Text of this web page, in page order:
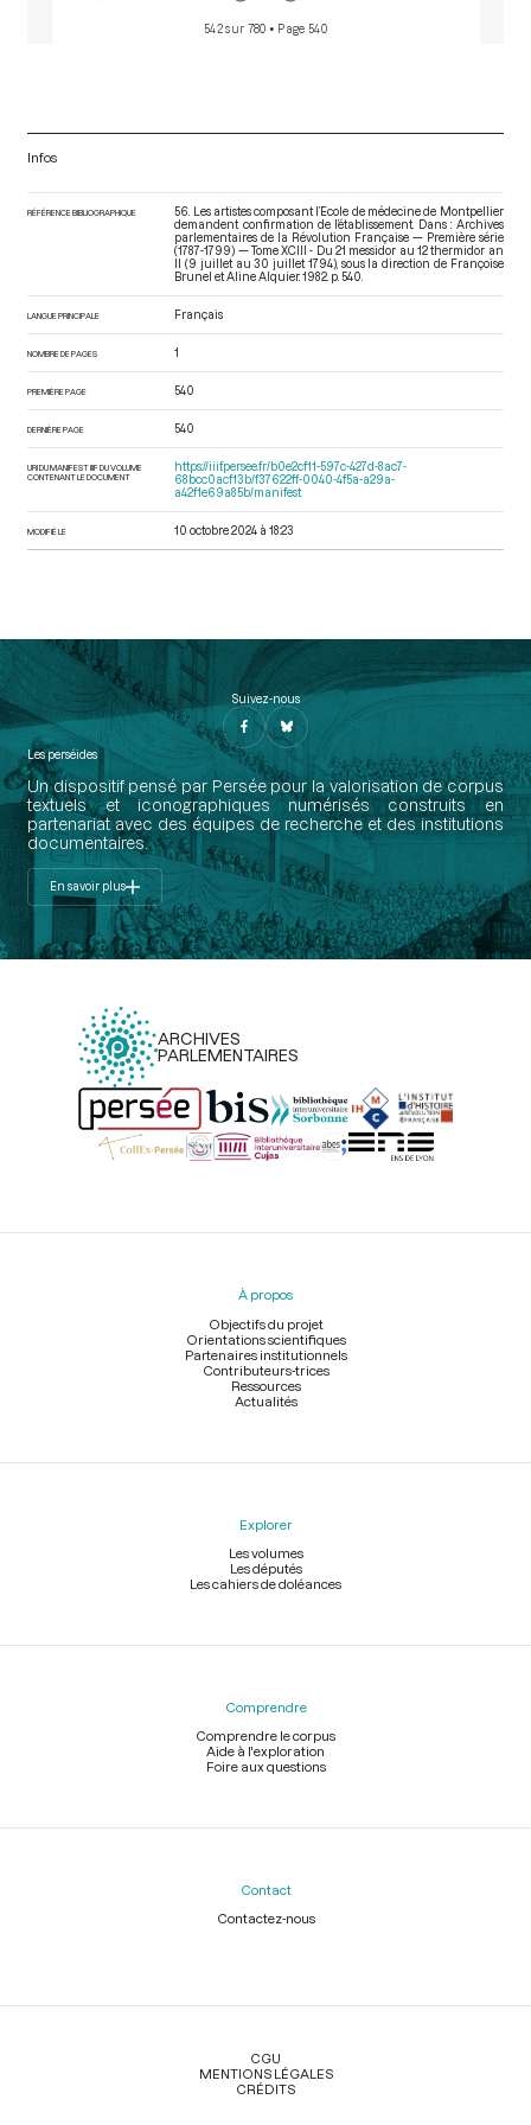
542 sur 780 • Page 540
Infos
RÉFÉRENCE BIBLIOGRAPHIQUE
56. Les artistes composant l’Ecole de médecine de Montpellier
demandent confirmation de l’établissement. Dans : Archives
parlementaires de la Révolution Française — Première série
(1787-1799) — Tome XCIII - Du 21 messidor au 12 thermidor an
II (9 juillet au 30 juillet 1794), sous la direction de Françoise
Brunel et Aline Alquier. 1982. p. 540.
LANGUE PRINCIPALE Français
NOMBRE DE PAGES 1
PREMIÈRE PAGE 540
DERNIÈRE PAGE 540
URI DU MANIFEST IIIF DU VOLUME
CONTENANT LE DOCUMENT
https://iiif.persee.fr/b0e2cf11-597c-427d-8ac7-
68bcc0acf13b/f37622ff-0040-4f5a-a29a-
a42f1e69a85b/manifest
MODIFIÉ LE 10 octobre 2024 à 18:23
Suivez-nous
Les perséides
Un dispositif pensé par Persée pour la valorisation de corpus
textuels et iconographiques numérisés construits en
partenariat avec des équipes de recherche et des institutions
documentaires.
En savoir plus
ARCHIVES
PARLEMENTAIRES
Menu
À propos
Objectifs du projet
Orientations scientifiques
Partenaires institutionnels
Contributeurs-trices
Ressources
Actualités
Explorer
Les volumes
Les députés
Les cahiers de doléances
Comprendre
Comprendre le corpus
Aide à l'exploration
Foire aux questions
Contact
Contactez-nous
Légal
CGU
MENTIONS LÉGALES
CRÉDITS